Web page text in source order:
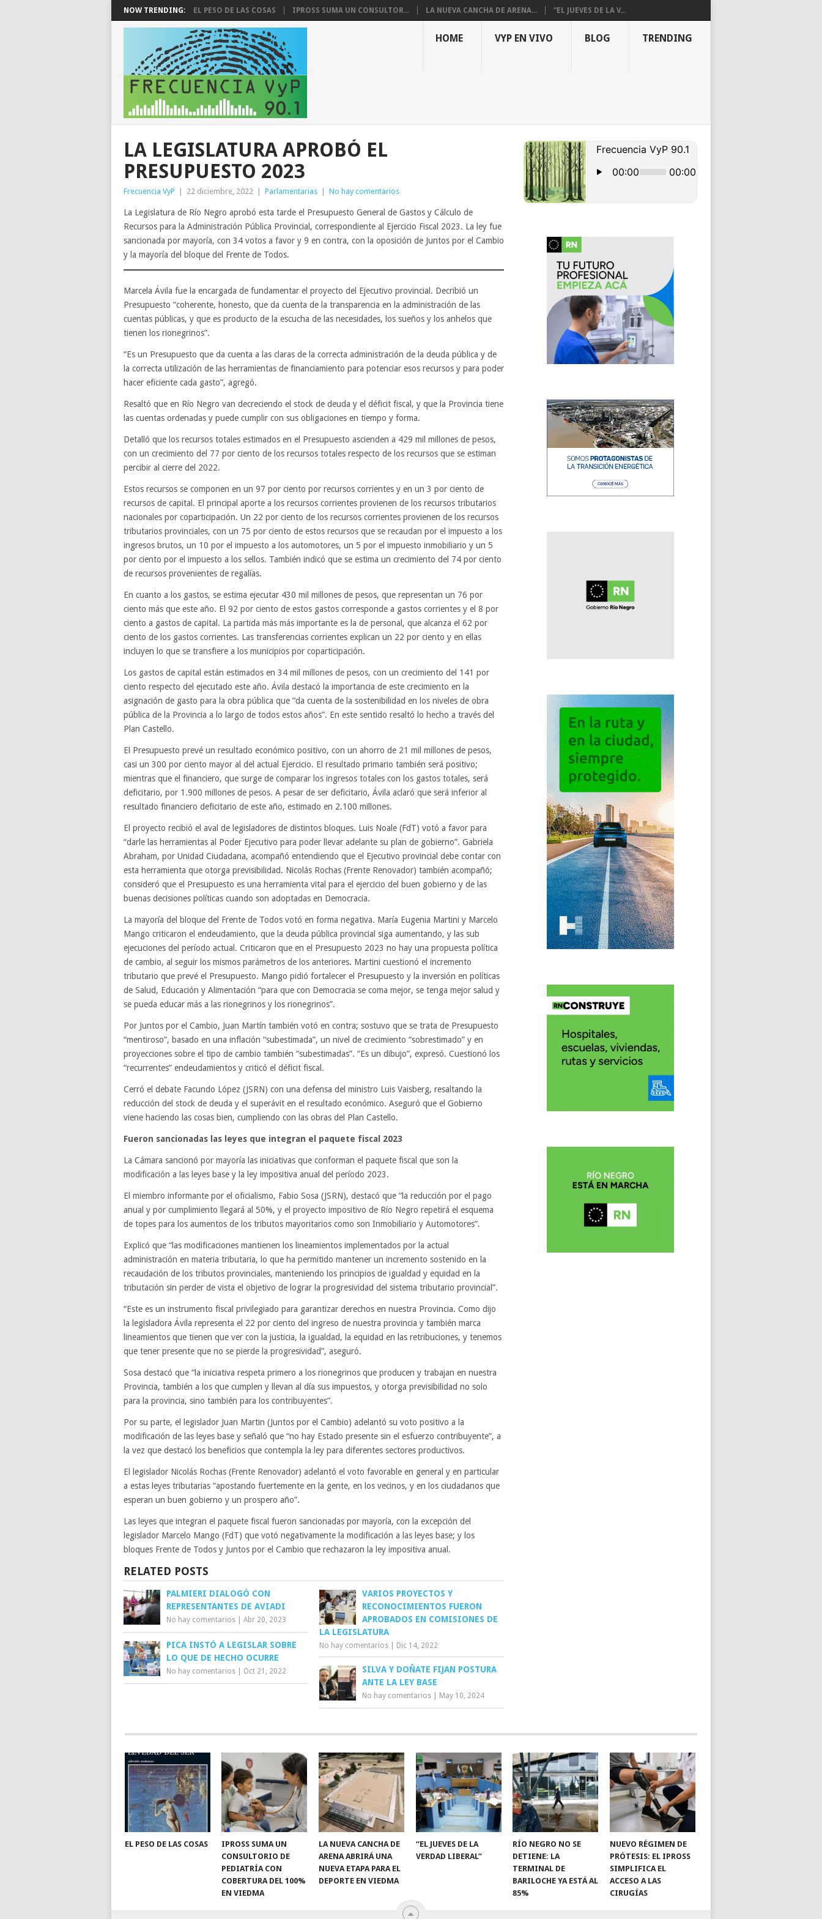
NOW TRENDING: EL PESO DE LAS COSAS IPROSS SUMA UN CONSULTOR... LA NUEVA CANCHA DE ARENA... “EL JUEVES DE LA V...
HOME VYP EN VIVO BLOG TRENDING
LA LEGISLATURA APROBÓ EL
PRESUPUESTO 2023
Frecuencia VyP 22 diciembre, 2022 Parlamentarias No hay comentarios
La Legislatura de Río Negro aprobó esta tarde el Presupuesto General de Gastos y Cálculo de
Recursos para la Administración Pública Provincial, correspondiente al Ejercicio Fiscal 2023. La ley fue
sancionada por mayoría, con 34 votos a favor y 9 en contra, con la oposición de Juntos por el Cambio
y la mayoría del bloque del Frente de Todos.
Marcela Ávila fue la encargada de fundamentar el proyecto del Ejecutivo provincial. Decribió un
Presupuesto “coherente, honesto, que da cuenta de la transparencia en la administración de las
cuentas públicas, y que es producto de la escucha de las necesidades, los sueños y los anhelos que
tienen los rionegrinos”.
“Es un Presupuesto que da cuenta a las claras de la correcta administración de la deuda pública y de
la correcta utilización de las herramientas de financiamiento para potenciar esos recursos y para poder
hacer eficiente cada gasto”, agregó.
Resaltó que en Río Negro van decreciendo el stock de deuda y el déficit fiscal, y que la Provincia tiene
las cuentas ordenadas y puede cumplir con sus obligaciones en tiempo y forma.
Detalló que los recursos totales estimados en el Presupuesto ascienden a 429 mil millones de pesos,
con un crecimiento del 77 por ciento de los recursos totales respecto de los recursos que se estiman
percibir al cierre del 2022.
Estos recursos se componen en un 97 por ciento por recursos corrientes y en un 3 por ciento de
recursos de capital. El principal aporte a los recursos corrientes provienen de los recursos tributarios
nacionales por coparticipación. Un 22 por ciento de los recursos corrientes provienen de los recursos
tributarios provinciales, con un 75 por ciento de estos recursos que se recaudan por el impuesto a los
ingresos brutos, un 10 por el impuesto a los automotores, un 5 por el impuesto inmobiliario y un 5
por ciento por el impuesto a los sellos. También indicó que se estima un crecimiento del 74 por ciento
de recursos provenientes de regalías.
En cuanto a los gastos, se estima ejecutar 430 mil millones de pesos, que representan un 76 por
ciento más que este año. El 92 por ciento de estos gastos corresponde a gastos corrientes y el 8 por
ciento a gastos de capital. La partida más más importante es la de personal, que alcanza el 62 por
ciento de los gastos corrientes. Las transferencias corrientes explican un 22 por ciento y en ellas
incluyen lo que se transfiere a los municipios por coparticipación.
Los gastos de capital están estimados en 34 mil millones de pesos, con un crecimiento del 141 por
ciento respecto del ejecutado este año. Ávila destacó la importancia de este crecimiento en la
asignación de gasto para la obra pública que “da cuenta de la sostenibilidad en los niveles de obra
pública de la Provincia a lo largo de todos estos años”. En este sentido resaltó lo hecho a través del
Plan Castello.
El Presupuesto prevé un resultado económico positivo, con un ahorro de 21 mil millones de pesos,
casi un 300 por ciento mayor al del actual Ejercicio. El resultado primario también será positivo;
mientras que el financiero, que surge de comparar los ingresos totales con los gastos totales, será
deficitario, por 1.900 millones de pesos. A pesar de ser deficitario, Ávila aclaró que será inferior al
resultado financiero deficitario de este año, estimado en 2.100 millones.
El proyecto recibió el aval de legisladores de distintos bloques. Luis Noale (FdT) votó a favor para
“darle las herramientas al Poder Ejecutivo para poder llevar adelante su plan de gobierno”. Gabriela
Abraham, por Unidad Ciudadana, acompañó entendiendo que el Ejecutivo provincial debe contar con
esta herramienta que otorga previsibilidad. Nicolás Rochas (Frente Renovador) también acompañó;
consideró que el Presupuesto es una herramienta vital para el ejercicio del buen gobierno y de las
buenas decisiones políticas cuando son adoptadas en Democracia.
La mayoría del bloque del Frente de Todos votó en forma negativa. María Eugenia Martini y Marcelo
Mango criticaron el endeudamiento, que la deuda pública provincial siga aumentando, y las sub
ejecuciones del período actual. Criticaron que en el Presupuesto 2023 no hay una propuesta política
de cambio, al seguir los mismos parámetros de los anteriores. Martini cuestionó el incremento
tributario que prevé el Presupuesto. Mango pidió fortalecer el Presupuesto y la inversión en políticas
de Salud, Educación y Alimentación “para que con Democracia se coma mejor, se tenga mejor salud y
se pueda educar más a las rionegrinos y los rionegrinos”.
Por Juntos por el Cambio, Juan Martín también votó en contra; sostuvo que se trata de Presupuesto
“mentiroso”, basado en una inflación “subestimada”, un nivel de crecimiento “sobrestimado” y en
proyecciones sobre el tipo de cambio también “subestimadas”. “Es un dibujo”, expresó. Cuestionó los
“recurrentes” endeudamientos y criticó el déficit fiscal.
Cerró el debate Facundo López (JSRN) con una defensa del ministro Luis Vaisberg, resaltando la
reducción del stock de deuda y el superávit en el resultado económico. Aseguró que el Gobierno
viene haciendo las cosas bien, cumpliendo con las obras del Plan Castello.
Fueron sancionadas las leyes que integran el paquete fiscal 2023
La Cámara sancionó por mayoría las iniciativas que conforman el paquete fiscal que son la
modificación a las leyes base y la ley impositiva anual del período 2023.
El miembro informante por el oficialismo, Fabio Sosa (JSRN), destacó que “la reducción por el pago
anual y por cumplimiento llegará al 50%, y el proyecto impositivo de Río Negro repetirá el esquema
de topes para los aumentos de los tributos mayoritarios como son Inmobiliario y Automotores”.
Explicó que “las modificaciones mantienen los lineamientos implementados por la actual
administración en materia tributaria, lo que ha permitido mantener un incremento sostenido en la
recaudación de los tributos provinciales, manteniendo los principios de igualdad y equidad en la
tributación sin perder de vista el objetivo de lograr la progresividad del sistema tributario provincial”.
“Este es un instrumento fiscal privilegiado para garantizar derechos en nuestra Provincia. Como dijo
la legisladora Ávila representa el 22 por ciento del ingreso de nuestra provincia y también marca
lineamientos que tienen que ver con la justicia, la igualdad, la equidad en las retribuciones, y tenemos
que tener presente que no se pierde la progresividad”, aseguró.
Sosa destacó que “la iniciativa respeta primero a los rionegrinos que producen y trabajan en nuestra
Provincia, también a los que cumplen y llevan al día sus impuestos, y otorga previsibilidad no solo
para la provincia, sino también para los contribuyentes”.
Por su parte, el legislador Juan Martin (Juntos por el Cambio) adelantó su voto positivo a la
modificación de las leyes base y señaló que “no hay Estado presente sin el esfuerzo contribuyente”, a
la vez que destacó los beneficios que contempla la ley para diferentes sectores productivos.
El legislador Nicolás Rochas (Frente Renovador) adelantó el voto favorable en general y en particular
a estas leyes tributarias “apostando fuertemente en la gente, en los vecinos, y en los ciudadanos que
esperan un buen gobierno y un prospero año”.
Las leyes que integran el paquete fiscal fueron sancionadas por mayoría, con la excepción del
legislador Marcelo Mango (FdT) que votó negativamente la modificación a las leyes base; y los
bloques Frente de Todos y Juntos por el Cambio que rechazaron la ley impositiva anual.
RELATED POSTS
PALMIERI DIALOGÓ CON
REPRESENTANTES DE AVIADI
No hay comentarios Abr 20, 2023
VARIOS PROYECTOS Y
RECONOCIMIENTOS FUERON
APROBADOS EN COMISIONES DE
LA LEGISLATURA
No hay comentarios Dic 14, 2022
PICA INSTÓ A LEGISLAR SOBRE
LO QUE DE HECHO OCURRE
No hay comentarios Oct 21, 2022
SILVA Y DOÑATE FIJAN POSTURA
ANTE LA LEY BASE
No hay comentarios May 10, 2024
EL PESO DE LAS COSAS
IPROSS SUMA UN
CONSULTORIO DE
PEDIATRÍA CON
COBERTURA DEL 100%
EN VIEDMA
LA NUEVA CANCHA DE
ARENA ABRIRÁ UNA
NUEVA ETAPA PARA EL
DEPORTE EN VIEDMA
“EL JUEVES DE LA
VERDAD LIBERAL”
RÍO NEGRO NO SE
DETIENE: LA
TERMINAL DE
BARILOCHE YA ESTÁ AL
85%
NUEVO RÉGIMEN DE
PRÓTESIS: EL IPROSS
SIMPLIFICA EL
ACCESO A LAS
CIRUGÍAS